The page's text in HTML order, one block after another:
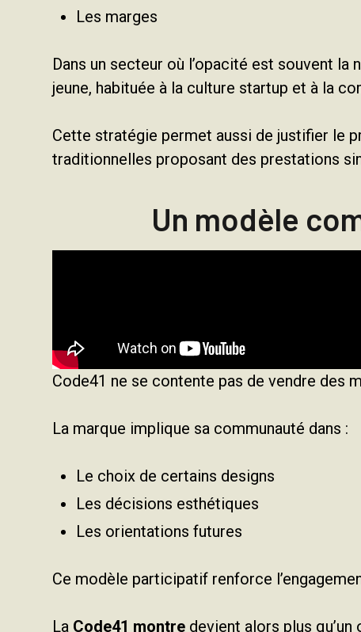
Les marges
Dans un secteur où l’opacité est souvent
jeune, habituée à la culture startup et à la
Cette stratégie permet aussi de justifier le
traditionnelles proposant des prestations
Un modèle
Code41 ne se contente pas de vendre des
La marque implique sa communauté dans :
Le choix de certains designs
Les décisions esthétiques
Les orientations futures
Ce modèle participatif renforce
La Code41 montre devient alors plus